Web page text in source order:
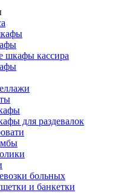
шкафы кассира
для раздевалок
больных
и банкетки